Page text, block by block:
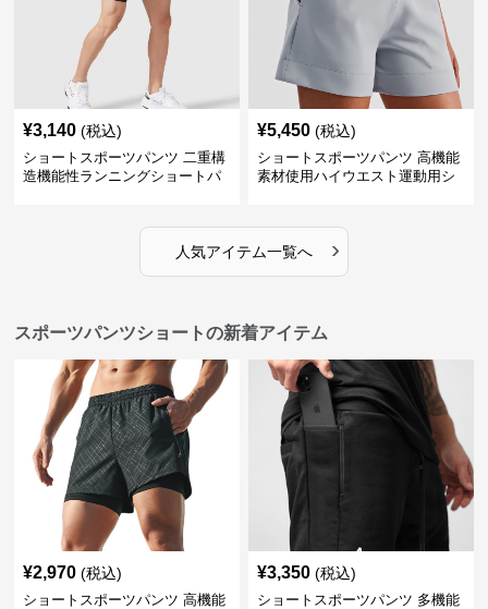
¥3,140 (税込)
ショートスポーツパンツ 二重構
造機能性ランニングショートパ
¥5,450 (税込)
ショートスポーツパンツ 高機能
素材使用ハイウエスト運動用シ
人気アイテム一覧へ ›
スポーツパンツショートの新着アイテム
¥2,970 (税込)
ショートスポーツパンツ 高機能
¥3,350 (税込)
ショートスポーツパンツ 多機能